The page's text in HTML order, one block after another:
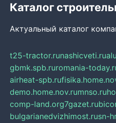
Каталог
Актуальный каталог
t25-tractor.runashicveti.ru
gbmk.spb.ruromania-
airheat-spb.ru
demo.home.nov.rumnso.ru
comp-land.org7gazet.ru
bulgarianedvizhimost.rusn-